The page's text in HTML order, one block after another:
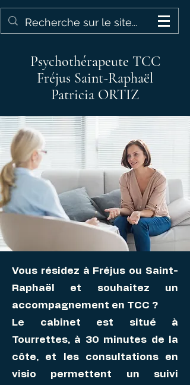
Psychothérapeute TCC
Fréjus Saint-Raphaël
Patricia ORTIZ
Vous résidez à Fréjus ou Saint-
Raphaël et souhaitez un
accompagnement en TCC ?
Le cabinet est situé à
Tourrettes, à 30 minutes de la
côte, et les consultations en
visio permettent un suivi